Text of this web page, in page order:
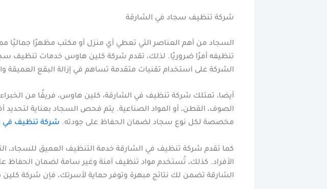
شركة تنظيف سجاد في الشارقة
السجاد من أهم العناصر التي تعطي أي منزل أو مكتب مظهرًا جماليًا
تنظيفه أمرًا ضروريًا. لذلك، تقدم شركة كلين هاوس خدمات تنظيف
الشركة على استخدام تقنيات متقدمة تساهم في إزالة البقع العميقة
أيضا، تمتلك شركة تنظيف في الشارقة، كلين هاوس، فريقًا من
الصوف، القطن، أو المواد الصناعية. يتم فحص السجاد بعناية
مخصصة لكل نوع سجاد لضمان الحفاظ على جودته. شركة تنظيف في
كما تقدم شركة تنظيف في الشارقة خدمة التنظيف العميق للسجاد،
الأفراد. كذلك، تُستخدم مواد تنظيف آمنة وغير سامة لضمان
الشارقة تضمن لك نتائج مبهرة وتوفر حماية لأسرتك، فإن شركة كلين